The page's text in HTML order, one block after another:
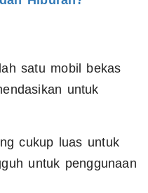
satu mobil bekas
untuk
cukup luas untuk
untuk penggunaan